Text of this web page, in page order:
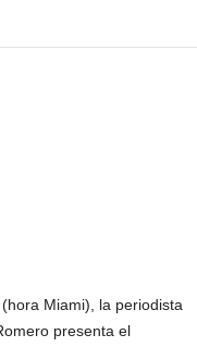
Miami), la periodista
presenta el